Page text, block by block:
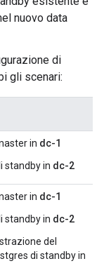
nuovo data
di
gli scenari:
in dc-1
standby in dc-2
in dc-1
standby in dc-2
del
di standby in